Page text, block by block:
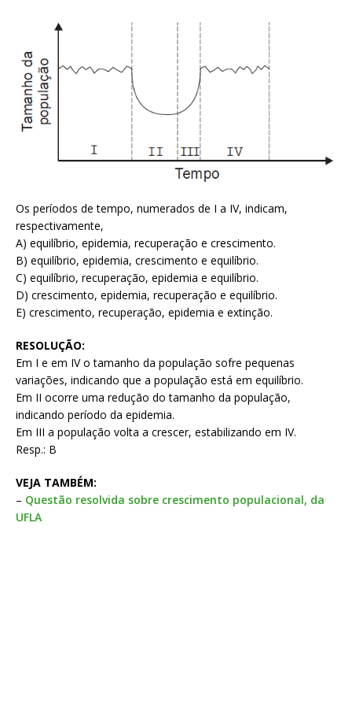
Os períodos de tempo, numerados de I a IV, indicam,
respectivamente,
A) equilíbrio, epidemia, recuperação e crescimento.
B) equilíbrio, epidemia, crescimento e equilíbrio.
C) equilíbrio, recuperação, epidemia e equilíbrio.
D) crescimento, epidemia, recuperação e equilíbrio.
E) crescimento, recuperação, epidemia e extinção.
RESOLUÇÃO:
Em I e em IV o tamanho da população sofre pequenas
variações, indicando que a população está em equilíbrio.
Em II ocorre uma redução do tamanho da população,
indicando período da epidemia.
Em III a população volta a crescer, estabilizando em IV.
Resp.: B
VEJA TAMBÉM:
– Questão resolvida sobre crescimento populacional, da
UFLA